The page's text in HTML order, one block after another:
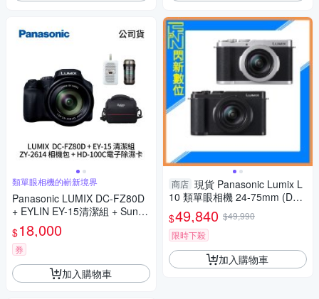
類單眼相機的嶄新境界
Panasonic LUMIX DC-FZ80D
+ EYLIN EY-15清潔組 + SunLi
ght ZY-2614相機包 + EirMai 銳
瑪 HD-100C電子除濕卡 FZ80
D (公司貨)
$18,000
券
加入購物車
商店 現貨 Panasonic Lumix L
10 類單眼相機 24-75mm (DC-
L10,公司貨)
$49,840 $49,990
限時下殺
加入購物車